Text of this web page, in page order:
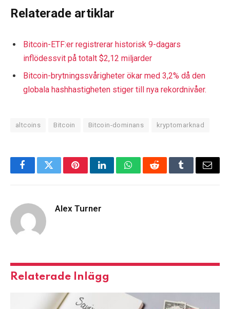
Relaterade artiklar
Bitcoin-ETF:er registrerar historisk 9-dagars
inflödessvit på totalt $2,12 miljarder
Bitcoin-brytningssvårigheter ökar med 3,2% då den
globala hashhastigheten stiger till nya rekordnivåer.
altcoins Bitcoin Bitcoin-dominans kryptomarknad
FacebookKvittraPinterestLinkedInWhatsAppRedditTumblrE-
Alex Turner
Relaterade Inlägg